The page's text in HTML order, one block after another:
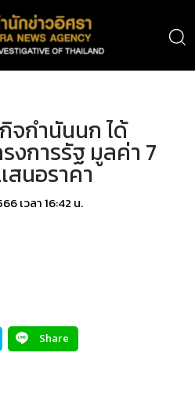
จกำนันนก ได้
การรัฐ มูลค่า 7
นอราคา
เวลา 16:42 น.
Share